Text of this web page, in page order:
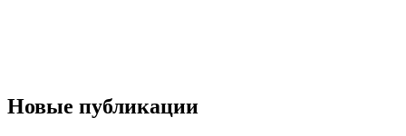
Новые публикации